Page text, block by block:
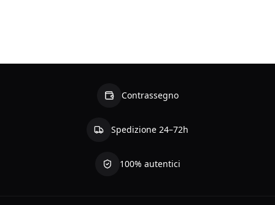
Contrassegno
Spedizione 24–72h
100% autentici